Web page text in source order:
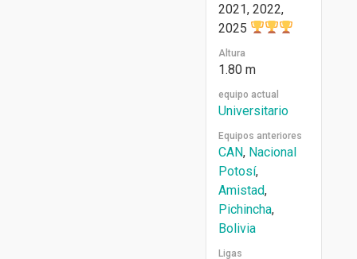
2021, 2022,
2025
Altura
1.80 m
equipo actual
Universitario
Equipos anteriores
CAN, Nacional
Potosí,
Amistad,
Pichincha,
Bolivia
Ligas